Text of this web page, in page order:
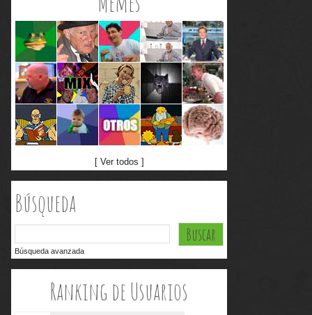
[ Ver todos ]
Búsqueda
Búsqueda avanzada
Ranking de Usuarios